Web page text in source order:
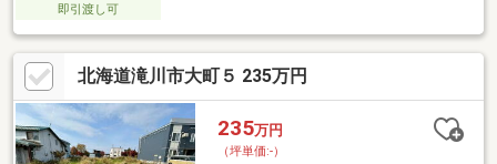
即引渡し可
北海道滝川市大町５ 235万円
235万円
（坪単価:-）